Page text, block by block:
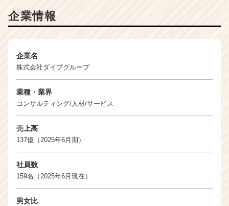
e
企業情報
企業名
株式会社ダイブグループ
業種・業界
コンサルティング/人材/サービス
売上高
137億（2025年6月期）
社員数
159名（2025年6月現在）
男女比